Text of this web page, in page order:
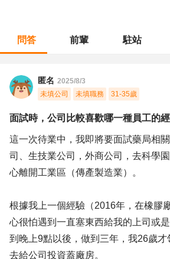
問答 前輩 駐站
匿名 2025/8/3
未填公司
未填職務 31-35歲
面試時，公司比較喜歡哪一種員工的
這一次待業中，我即將要面試藥局相
司、生技業公司，外商公司，去科學
心離開工業區（傳產製造業）。
根據我上一個經驗（2016年，在橡膠
心很怕遇到一直塞東西給我的上司或
到晚上9點以後，做到三年，我26歲
去給公司投資蓋廠房。